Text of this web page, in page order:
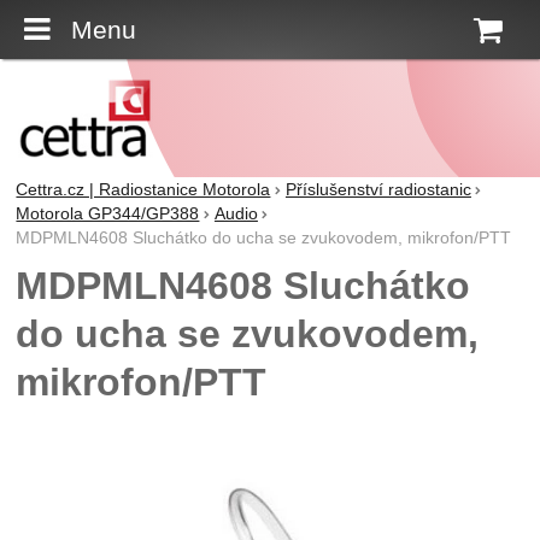
Menu
Cettra.cz | Radiostanice Motorola
Příslušenství radiostanic
Motorola GP344/GP388
Audio
MDPMLN4608 Sluchátko do ucha se zvukovodem, mikrofon/PTT
MDPMLN4608 Sluchátko
do ucha se zvukovodem,
mikrofon/PTT